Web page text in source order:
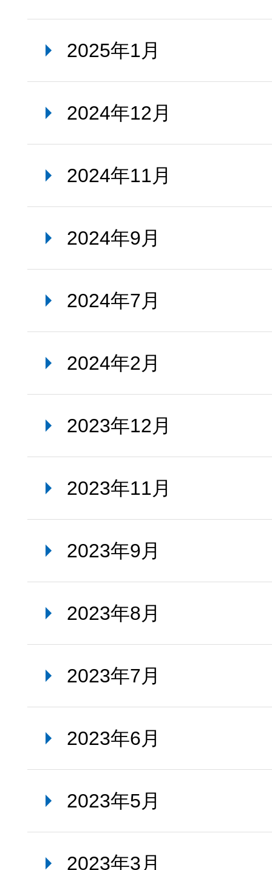
2025年1月
2024年12月
2024年11月
2024年9月
2024年7月
2024年2月
2023年12月
2023年11月
2023年9月
2023年8月
2023年7月
2023年6月
2023年5月
2023年3月